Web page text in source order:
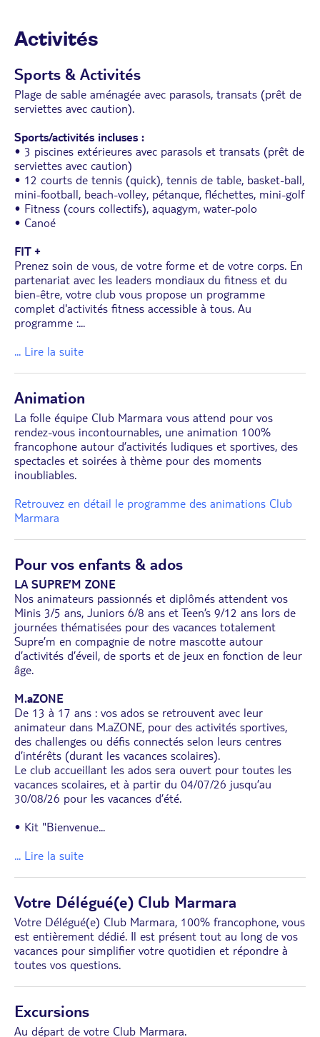
Activités
Sports & Activités
Plage de sable aménagée avec parasols, transats (prêt de
serviettes avec caution).
Sports/activités incluses :
• 3 piscines extérieures avec parasols et transats (prêt de
serviettes avec caution)
• 12 courts de tennis (quick), tennis de table, basket-ball,
mini-football, beach-volley, pétanque, fléchettes, mini-golf
• Fitness (cours collectifs), aquagym, water-polo
• Canoé
FIT +
Prenez soin de vous, de votre forme et de votre corps. En
partenariat avec les leaders mondiaux du fitness et du
bien-être, votre club vous propose un programme
complet d'activités fitness accessible à tous. Au
programme :...
... Lire la suite
Animation
La folle équipe Club Marmara vous attend pour vos
rendez-vous incontournables, une animation 100%
francophone autour d’activités ludiques et sportives, des
spectacles et soirées à thème pour des moments
inoubliables.
Retrouvez en détail le programme des animations Club
Marmara
Pour vos enfants & ados
LA SUPRE’M ZONE
Nos animateurs passionnés et diplômés attendent vos
Minis 3/5 ans, Juniors 6/8 ans et Teen’s 9/12 ans lors de
journées thématisées pour des vacances totalement
Supre’m en compagnie de notre mascotte autour
d’activités d’éveil, de sports et de jeux en fonction de leur
âge.
M.aZONE
De 13 à 17 ans : vos ados se retrouvent avec leur
animateur dans M.aZONE, pour des activités sportives,
des challenges ou défis connectés selon leurs centres
d’intérêts (durant les vacances scolaires).
Le club accueillant les ados sera ouvert pour toutes les
vacances scolaires, et à partir du 04/07/26 jusqu’au
30/08/26 pour les vacances d’été.
• Kit "Bienvenue...
... Lire la suite
Votre Délégué(e) Club Marmara
Votre Délégué(e) Club Marmara, 100% francophone, vous
est entièrement dédié. Il est présent tout au long de vos
vacances pour simplifier votre quotidien et répondre à
toutes vos questions.
Excursions
Au départ de votre Club Marmara.